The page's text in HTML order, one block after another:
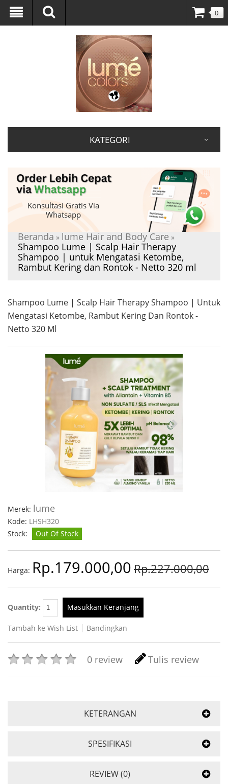
0
KATEGORI
Konsultasi Gratis Via
Whatsapp
Beranda » lume Hair and Body Care »
Shampoo Lume | Scalp Hair Therapy
Shampoo | untuk Mengatasi Ketombe,
Rambut Kering dan Rontok - Netto 320 ml
Shampoo Lume | Scalp Hair Therapy Shampoo | Untuk
Mengatasi Ketombe, Rambut Kering Dan Rontok -
Netto 320 Ml
Merek: lume
Kode: LHSH320
Stock:
Out Of Stock
Harga: Rp.179.000,00 Rp.227.000,00
Quantity: Masukkan Keranjang
Tambah ke Wish List Bandingkan
0 review Tulis review
KETERANGAN
SPESIFIKASI
REVIEW (0)